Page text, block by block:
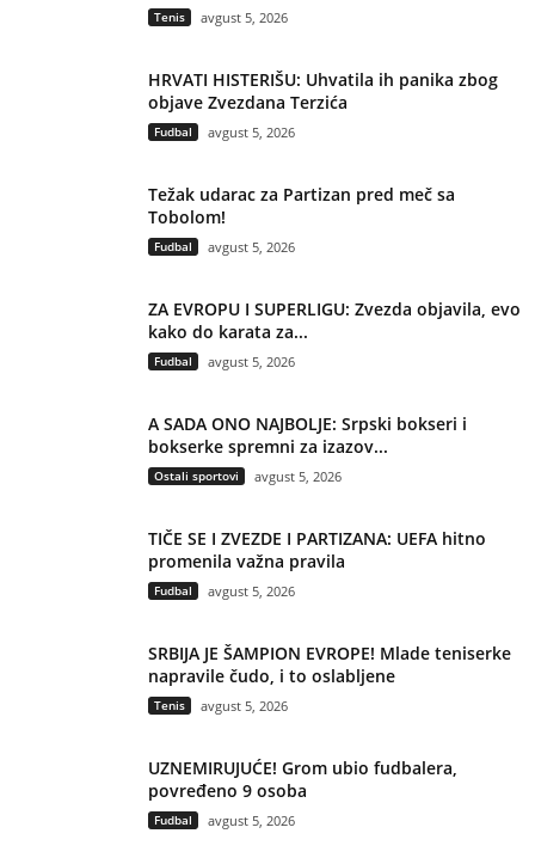
Tenis avgust 5, 2026
HRVATI HISTERIŠU: Uhvatila ih panika zbog
objave Zvezdana Terzića
Fudbal avgust 5, 2026
Težak udarac za Partizan pred meč sa
Tobolom!
Fudbal avgust 5, 2026
ZA EVROPU I SUPERLIGU: Zvezda objavila, evo
kako do karata za...
Fudbal avgust 5, 2026
A SADA ONO NAJBOLJE: Srpski bokseri i
bokserke spremni za izazov...
Ostali sportovi avgust 5, 2026
TIČE SE I ZVEZDE I PARTIZANA: UEFA hitno
promenila važna pravila
Fudbal avgust 5, 2026
SRBIJA JE ŠAMPION EVROPE! Mlade teniserke
napravile čudo, i to oslabljene
Tenis avgust 5, 2026
UZNEMIRUJUĆE! Grom ubio fudbalera,
povređeno 9 osoba
Fudbal avgust 5, 2026